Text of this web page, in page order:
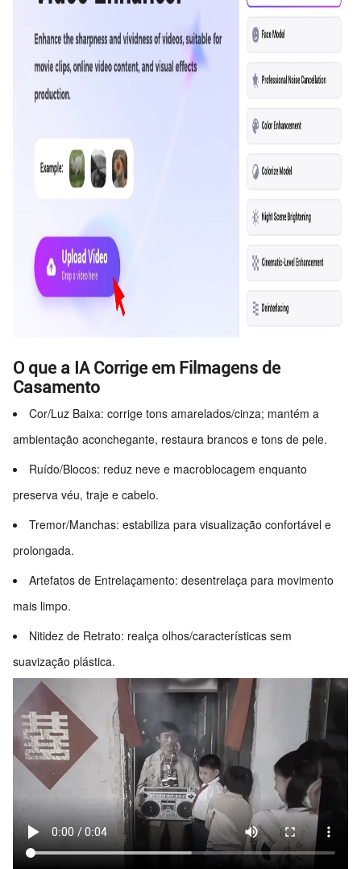
O que a IA Corrige em Filmagens de
Casamento
Cor/Luz Baixa: corrige tons amarelados/cinza; mantém a
ambientação aconchegante, restaura brancos e tons de pele.
Ruído/Blocos: reduz neve e macroblocagem enquanto
preserva véu, traje e cabelo.
Tremor/Manchas: estabiliza para visualização confortável e
prolongada.
Artefatos de Entrelaçamento: desentrelaça para movimento
mais limpo.
Nitidez de Retrato: realça olhos/características sem
suavização plástica.